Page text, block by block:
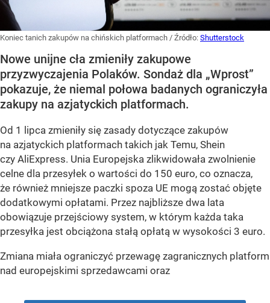
Koniec tanich zakupów na chińskich platformach / Źródło: Shutterstock
Nowe unijne cła zmieniły zakupowe
przyzwyczajenia Polaków. Sondaż dla „Wprost”
pokazuje, że niemal połowa badanych ograniczyła
zakupy na azjatyckich platformach.
Od 1 lipca zmieniły się zasady dotyczące zakupów
na azjatyckich platformach takich jak Temu, Shein
czy AliExpress. Unia Europejska zlikwidowała zwolnienie
celne dla przesyłek o wartości do 150 euro, co oznacza,
że również mniejsze paczki spoza UE mogą zostać objęte
dodatkowymi opłatami. Przez najbliższe dwa lata
obowiązuje przejściowy system, w którym każda taka
przesyłka jest obciążona stałą opłatą w wysokości 3 euro.
Zmiana miała ograniczyć przewagę zagranicznych platform
nad europejskimi sprzedawcami oraz